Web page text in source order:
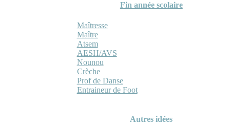
Fin année scolaire
Maîtresse
Maître
Atsem
AESH/AVS
Nounou
Crèche
Prof de Danse
Entraineur de Foot
Autres idées